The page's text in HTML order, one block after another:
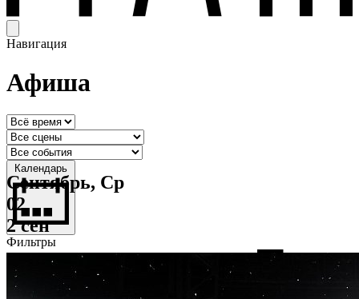
Навигация
Афиша
Календарь
Фильтры
Сентябрь, Ср
02
2 сен